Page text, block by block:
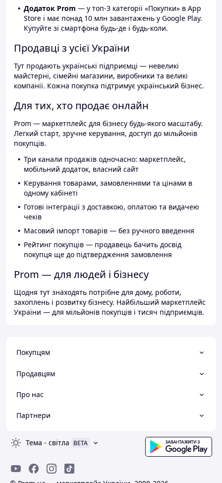
Додаток Prom — у топ-3 категорії «Покупки» в App
Store і має понад 10 млн завантажень у Google Play.
Купуйте зі смартфона будь-де і будь-коли.
Продавці з усієї України
Тут продають українські підприємці — невеликі
майстерні, сімейні магазини, виробники та великі
компанії. Кожна покупка підтримує український бізнес.
Для тих, хто продає онлайн
Prom — маркетплейс для бізнесу будь-якого масштабу.
Легкий старт, зручне керування, доступ до мільйонів
покупців.
Три канали продажів одночасно: маркетплейс,
мобільний додаток, власний сайт
Керування товарами, замовленнями та цінами в
одному кабінеті
Готові інтеграції з доставкою, оплатою та видачею
чеків
Масовий імпорт товарів — без ручного введення
Рейтинг покупців — продавець бачить досвід
покупця ще до підтвердження замовлення
Prom — для людей і бізнесу
Щодня тут знаходять потрібне для дому, роботи,
захоплень і розвитку бізнесу. Найбільший маркетплейс
України — для мільйонів покупців і тисяч підприємців.
Покупцям
Продавцям
Про нас
Партнери
Тема - світла BETA